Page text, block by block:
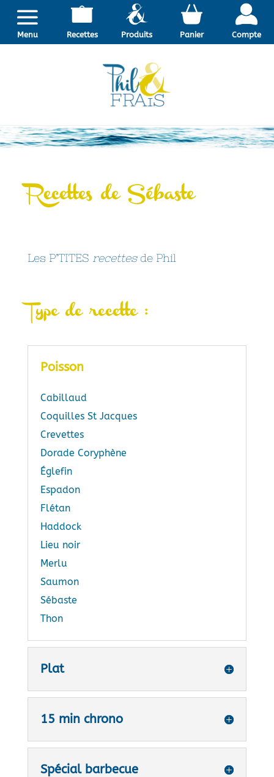
Menu Recettes Produits Panier Compte
Recettes de Sébaste
Les P’TITES recettesde Phil
Type de recette :
Poisson
Cabillaud
Coquilles St Jacques
Crevettes
Dorade Coryphène
Églefin
Espadon
Flétan
Haddock
Lieu noir
Merlu
Saumon
Sébaste
Thon
Plat
15 min chrono
Spécial barbecue